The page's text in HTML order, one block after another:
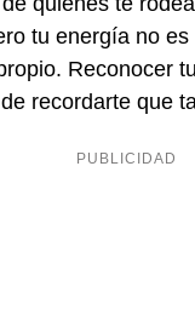
tu energía no
Reconocer
recordarte que